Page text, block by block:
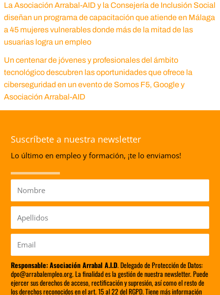
La Asociación Arrabal-AID y la Consejería de Inclusión Social
diseñan un programa de capacitación que atiende en Málaga
a 45 mujeres vulnerables donde más de la mitad de las
usuarias logra un empleo
Un centenar de jóvenes y profesionales del ámbito
tecnológico descubren las oportunidades que ofrece la
ciberseguridad en un evento de Somos F5, Google y
Asociación Arrabal-AID
Suscríbete a nuestra newsletter
Lo último en empleo y formación, ¡te lo enviamos!
Nombre
Apellidos
Responsable: Asociación Arrabal A.I.D. Delegado de Protección de Datos:
dpo@arrabalempleo.org. La finalidad es la gestión de nuestra newsletter. Puede
ejercer sus derechos de acceso, rectificación y supresión, así como el resto de
los derechos reconocidos en el art. 15 al 22 del RGPD. Tiene más información